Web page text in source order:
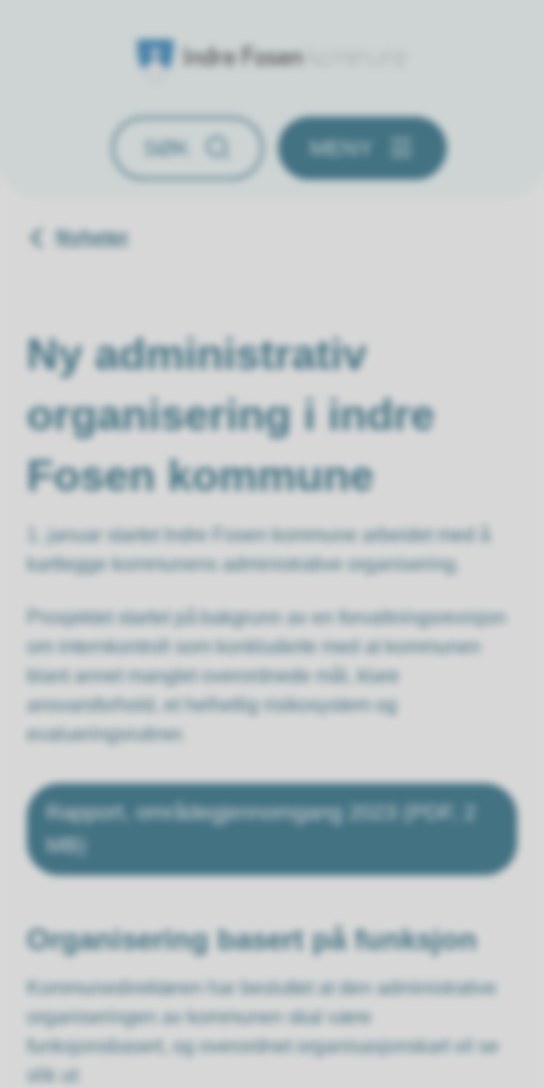
SØK MENY
Du er her:
Nyheter
Ny administrativ
organisering i indre
Fosen kommune
1. januar startet Indre Fosen kommune arbeidet med å
kartlegge kommunens administrative organisering.
Prosjektet startet på bakgrunn av en forvaltningsrevisjon
om internkontroll som konkluderte med at kommunen
blant annet manglet overordnede mål, klare
ansvarsforhold, et helhetlig risikosystem og
evalueringsrutiner.
Rapport, områdegjennomgang 2023
(PDF, 2
MB)
Organisering basert på funksjon
Kommunedirektøren har besluttet at den administrative
organiseringen av kommunen skal være
funksjonsbasert, og overordnet organisasjonskart vil se
slik ut: